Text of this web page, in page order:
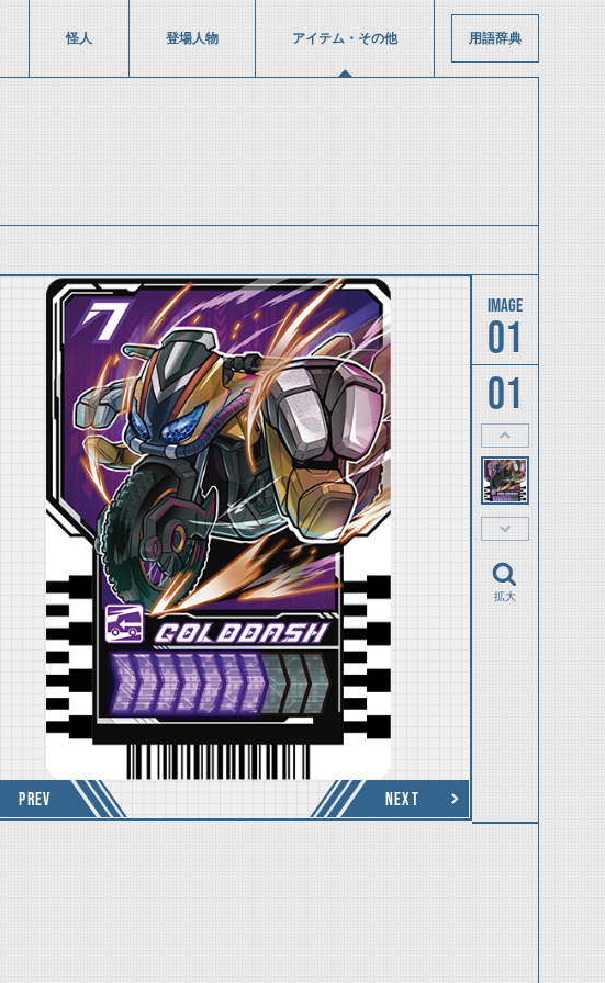
怪人 登場人物 アイテム・その他 用語辞典
PREV NEXT
01
01
拡大